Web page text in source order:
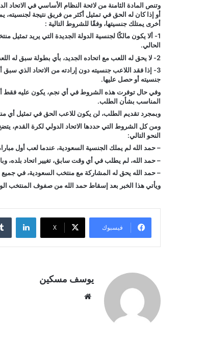
وتنص المادة الثامنة من لائحة النظام الأساسي في الاتحاد
أو إذا كان له الحق في تمثيل أكثر من فريق نتيجة لجنسيته،
أخرى يمتلك جنسيتها، وفقًا للشروط التالية :
1- ألا يكون مالكًا لجنسية الدولة الجديدة التي يريد تمثيل
الحالي.
2- لا يحق له اللعب مع اتحاده الجديد، بأي بطولة سبق له اللعب فيها مع اتحاده السابق.
3- إذا فقد اللاعب جنسيته دون إرادته من الاتحاد الذي
جنسيته أو حصل عليها.
وفي حال توفرت هذه الشروط في أي نجم، يكون عليه فقط أن
المناسب بشأن الطلب.
وبمجرد تقديم الطلب، لن يكون للاعب الحق في تمثيل أي
ومن كل الشروط التي حددها الاتحاد الدولي لكرة القدم،
النحو التالي:
– حمد الله لم يملك الجنسية السعودية، عندما لعب أول
– حمد الله، لم يطلب في أي وقت سابق، تغيير اتحاد بلده،
– حمد الله يحق له المشاركة مع منتخب السعودية، في جميع
ويأتي هذا الخبر بعد إسقاط حمد الله من صفوف المنتخب
فيسبوك ‫X
يوسف مسكين